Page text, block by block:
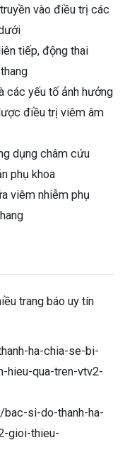
vào điều trị các
tiếp, động thai
các yếu tố ảnh hưởng
điều trị viêm âm
dụng châm cứu
phụ khoa
viêm nhiễm phụ
trang báo uy tín
ha-chia-se-bi-
hieu-qua-tren-vtv2-
bac-si-do-thanh-ha-
gioi-thieu-